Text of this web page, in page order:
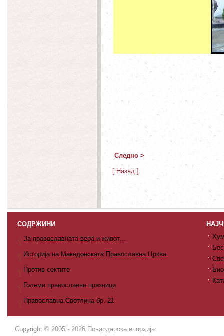
Следно >
[ Назад ]
СОДРЖИНИ
За православната вера и живот...
Историја на Македонската Православна Црква
Против сектите
Големи православни празници
Православна Светлина бр. 21
Copyright © 2005 - 2026 Повардарска епархија.